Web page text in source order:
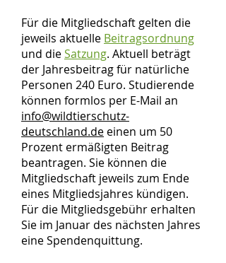
Für die Mitgliedschaft gelten die
jeweils aktuelle Beitragsordnung
und dieSatzung. Aktuell beträgt
der Jahresbeitrag für natürliche
Personen 240 Euro. Studierende
können formlos per E-Mail an
info@wildtierschutz-
deutschland.de einen um 50
Prozent ermäßigten Beitrag
beantragen. Sie können die
Mitgliedschaft jeweils zum Ende
eines Mitgliedsjahres kündigen.
Für die Mitgliedsgebühr erhalten
Sie im Januar des nächsten Jahres
eine Spendenquittung.